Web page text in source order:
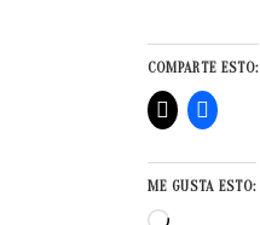
COMPARTE ESTO:
ME GUSTA ESTO: